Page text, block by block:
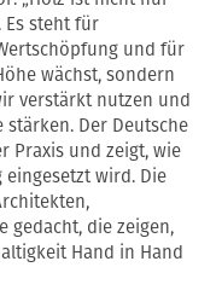
Es steht für
und für
wächst, sondern
verstärkt nutzen und
Der Deutsche
Praxis und zeigt, wie
wird. Die
gedacht, die zeigen,
Hand in Hand